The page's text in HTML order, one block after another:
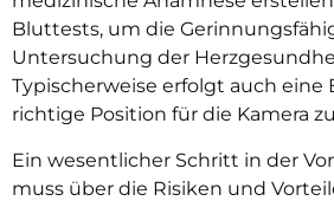
Bluttests, um die
Untersuchung der
Typischerweise erfolgt auch
richtige Position für die Kamera
Ein wesentlicher Schritt in der
muss über die Risiken und